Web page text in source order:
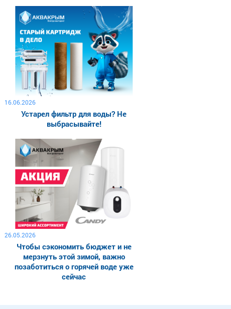
16.06.2026
Устарел фильтр для воды? Не
выбрасывайте!
26.05.2026
Чтобы сэкономить бюджет и не
мерзнуть этой зимой, важно
позаботиться о горячей воде уже
сейчас